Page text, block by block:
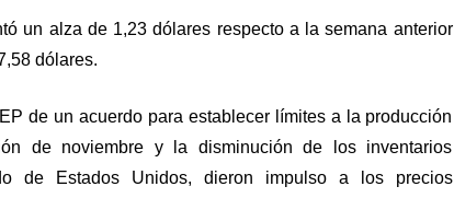
un alza de 1,23 dólares respecto a la semana anterior
dólares.
de un acuerdo para establecer límites a la producción
de noviembre y la disminución de los inventarios
de Estados Unidos, dieron impulso a los precios